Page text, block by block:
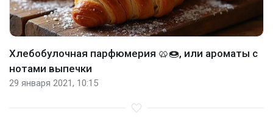
Хлебобулочная парфюмерия 🥨🍩, или ароматы с
нотами выпечки
29 января 2021, 10:15